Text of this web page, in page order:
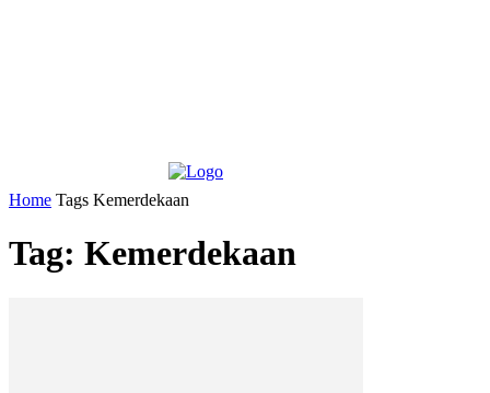
Home Tags Kemerdekaan
Tag: Kemerdekaan